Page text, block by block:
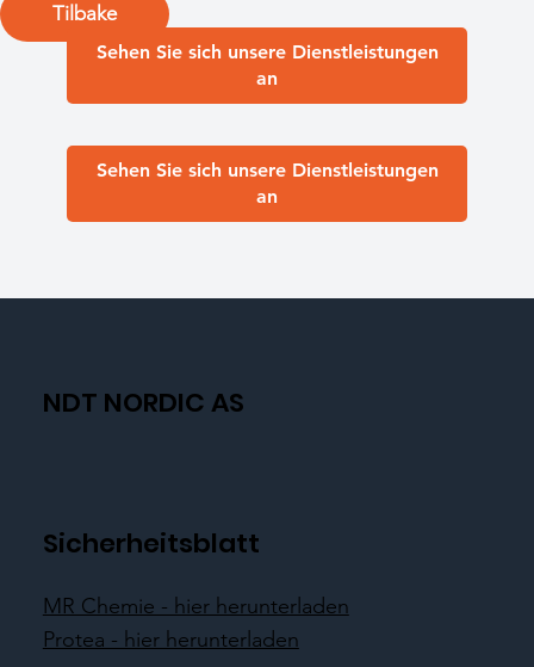
Tilbake
Sehen Sie sich unsere Dienstleistungen
an
Sehen Sie sich unsere Dienstleistungen
an
NDT NORDIC AS
Sicherheitsblatt
MR Chemie - hier herunterladen
Protea - hier herunterladen